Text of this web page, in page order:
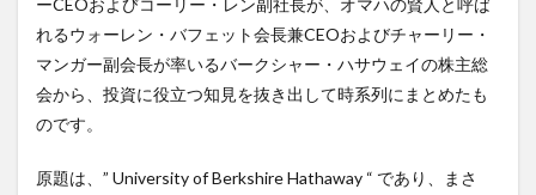
ーCEOおよびコーリー・レン副社長が、オマハの賢人と呼ば
れるウォーレン・バフェット会長兼CEOおよびチャーリー・
マンガー副会長が率いるバークシャー・ハサウェイの株主総
会から、投資に役立つ知見を抜き出して時系列にまとめたも
のです。
原題は、” University of Berkshire Hathaway “ であり、まさ